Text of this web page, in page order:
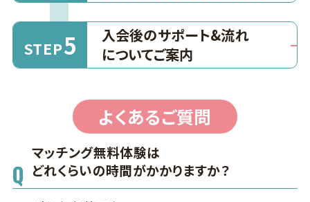
STEP5
入会後のサポート&流れ
についてご案内
よくあるご質問
マッチング無料体験は
どれくらいの時間がかかりますか？